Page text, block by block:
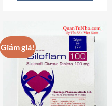
này
nhiều
biến
tùy
chọn
Giảm giá!